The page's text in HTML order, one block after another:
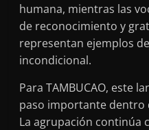
humana, mientras las
de reconocimiento y
representan ejemplos
incondicional.
Para TAMBUCAO, este
paso importante dentro
La agrupación continúa